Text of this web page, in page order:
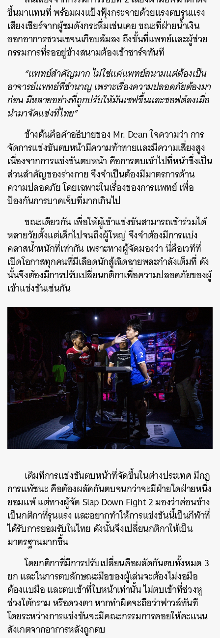
ขึ้นมาแทนที่ พร้อมผงแป้งฟุ้งกระจายด้วยแรงตบรุนแรง
เสียงเชียร์จากผู้ชมดังกระหึ่มเช่นเคย ขณะที่ฝ่ายน้ำเงิน
ออกอาการซวนเซจนเกือบล้มลง ถึงขั้นที่แพทย์และผู้ช่วย
กรรมการที่รออยู่ข้างสนามต้องเข้าชาร์จทันที
“แพทย์สำคัญมาก ไม่ใช่แค่แพทย์สนามแต่ต้องเป็น
อาจารย์แพทย์ที่ชำนาญ เพราะเรื่องความปลอดภัยต้องมา
ก่อน มีหลายอย่างที่ถูกปรับให้มันเซฟขึ้นและซอฟต์ลงเมื่อ
นำมาจัดแข่งที่ไทย”
ข้างต้นคือคำอธิบายของ Mr. Dean ใจความว่า การ
จัดการแข่งขันตบหน้ามีความท้าทายและมีความเสี่ยงสูง
เนื่องจากการแข่งขันตบหน้า คือการตบเข้าไปที่หน้าซึ่งเป็น
ส่วนสำคัญของร่างกาย จึงจำเป็นต้องมีมาตรการด้าน
ความปลอดภัย โดยเฉพาะในเรื่องของการแพทย์ เพื่อ
ป้องกันการบาดเจ็บที่มากเกินไป
ขณะเดียวกัน เพื่อให้ผู้เข้าแข่งขันสามารถเข้าร่วมได้
หลายวัยตั้งแต่เด็กไปจนถึงผู้ใหญ่ จึงจำต้องมีการแบ่ง
คลาสน้ำหนักที่เท่ากัน เพราะทางผู้จัดมองว่า นี่คือเวทีที่
เปิดโอกาสทุกคนที่มีเลือดนักสู้เฉิดฉายพละกำลังเต็มที่ ดัง
นั้นจึงต้องมีการปรับเปลี่ยนกติกาเพื่อความปลอดภัยของผู้
เข้าแข่งขันเช่นกัน
เดิมทีการแข่งขันตบหน้าที่จัดขึ้นในต่างประเทศ มีกฎ
การแพ้ชนะ คือต้องผลัดกันตบจนกว่าจะมีฝ่ายใดฝ่ายหนึ่ง
ยอมแพ้ แต่ทางผู้จัด Slap Down Fight 2 มองว่าค่อนข้าง
เป็นกติกาที่รุนแรง และอยากทำให้การแข่งขันนี้เป็นกีฬาที่
ได้รับการยอมรับในไทย ดังนั้นจึงเปลี่ยนกติกาให้เป็น
มาตรฐานมากขึ้น
โดยกติกาที่มีการปรับเปลี่ยนคือผลัดกันตบทั้งหมด 3
ยก และในการตบลักษณะมือของผู้เล่นจะต้องไม่งอมือ
ต้องแบมือ และตบเข้าที่ใบหน้าเท่านั้น ไม่ตบเข้าที่ช่วงหู
ช่วงใต้กราม หรือดวงตา หากทำผิดจะถือว่าฟาวล์ทันที
โดยระหว่างการแข่งขันจะมีคณะกรรมการคอยให้คะแนน
สังเกตจากอาการหลังถูกตบ